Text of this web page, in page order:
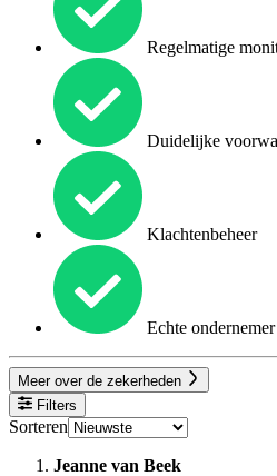
Regelmatige
Duidelijke
Klachtenbeheer
Echte ondernemer
Meer over de zekerheden
Filters
Sorteren
Jeanne van Beek